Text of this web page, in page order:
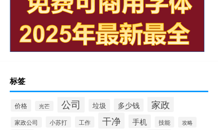
标签
价格 光芒 公司 垃圾 多少钱 家政
家政公司 小苏打 工作 干净 手机 技能 攻略